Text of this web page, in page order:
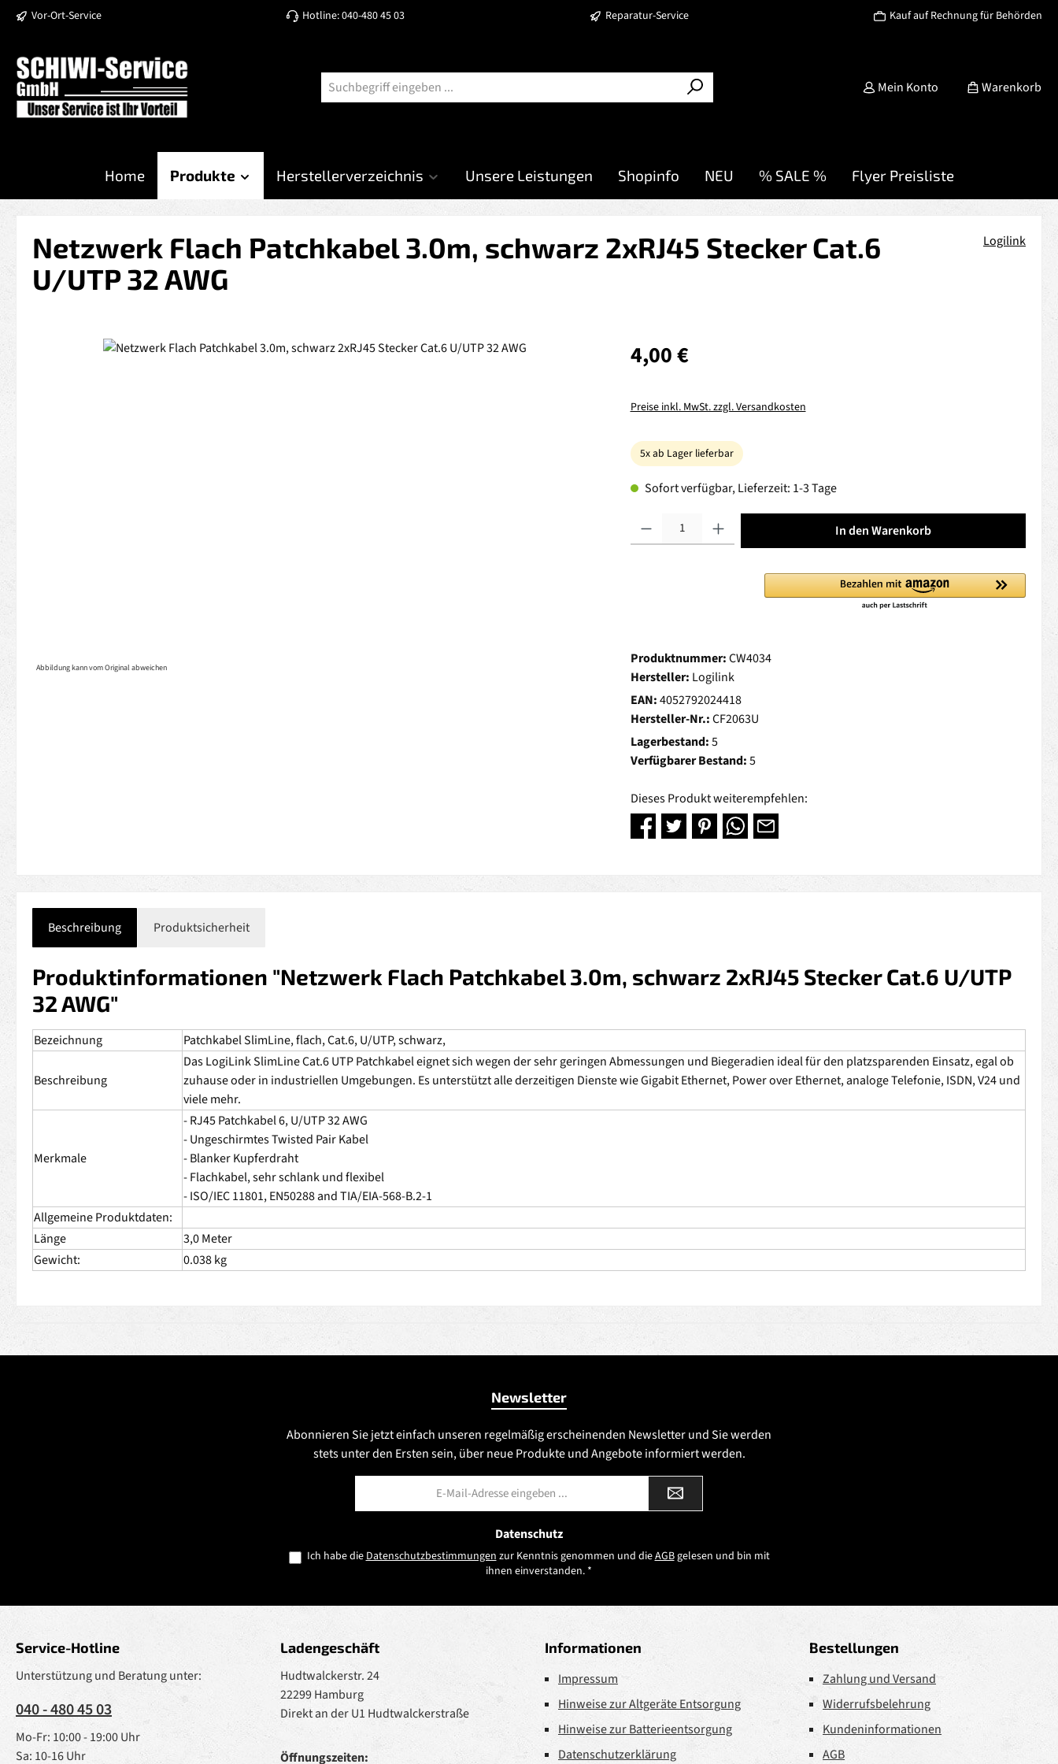
Hauptinhalt springen
Zur Suche springen
Zur Hauptnavigation springen
Vor-Ort-Service Hotline: 040-480 45 03 Reparatur-Service Kauf auf Rechnung für Behörden
Mein Konto Warenkorb
Home Produkte Herstellerverzeichnis Unsere Leistungen Shopinfo NEU % SALE % Flyer Preisliste
Netzwerk Flach Patchkabel 3.0m, schwarz 2xRJ45 Stecker Cat.6
U/UTP 32 AWG
Logilink
Bildergalerie überspringen
Abbildung kann vom Original abweichen
Regulärer Preis:
4,00 €
Preise inkl. MwSt. zzgl. Versandkosten
5x ab Lager lieferbar
Sofort verfügbar, Lieferzeit: 1-3 Tage
Produkt Anzahl: Gib den gewünschten Wert ein oder benutze die Schaltflächen um die
In den Warenkorb
Produktnummer:CW4034
Hersteller: Logilink
EAN:4052792024418
Hersteller-Nr.:CF2063U
Lagerbestand:5
Verfügbarer Bestand:5
Dieses Produkt weiterempfehlen:
Beschreibung Produktsicherheit
Produktinformationen "Netzwerk Flach Patchkabel 3.0m, schwarz 2xRJ45 Stecker Cat.6 U/UTP
32 AWG"
Bezeichnung Patchkabel SlimLine, flach, Cat.6, U/UTP, schwarz,
Beschreibung
Das LogiLink SlimLine Cat.6 UTP Patchkabel eignet sich wegen der sehr geringen Abmessungen und Biegeradien ideal für den platzsparenden Einsatz, egal ob
zuhause oder in industriellen Umgebungen. Es unterstützt alle derzeitigen Dienste wie Gigabit Ethernet, Power over Ethernet, analoge Telefonie, ISDN, V24 und
viele mehr.
Merkmale
- RJ45 Patchkabel 6, U/UTP 32 AWG
- Ungeschirmtes Twisted Pair Kabel
- Blanker Kupferdraht
- Flachkabel, sehr schlank und flexibel
- ISO/IEC 11801, EN50288 and TIA/EIA-568-B.2-1
Allgemeine Produktdaten:
Länge
3,0 Meter
Gewicht:
0.038 kg
Newsletter
Abonnieren Sie jetzt einfach unseren regelmäßig erscheinenden Newsletter und Sie werden
stets unter den Ersten sein, über neue Produkte und Angebote informiert werden.
Datenschutz
Ich habe dieDatenschutzbestimmungenzur Kenntnis genommen und dieAGBgelesen und bin mit
ihnen einverstanden. *
Service-Hotline
Unterstützung und Beratung unter:
040 - 480 45 03
Mo-Fr: 10:00 - 19:00 Uhr
Sa: 10-16 Uhr
Ladengeschäft
Hudtwalckerstr. 24
22299 Hamburg
Direkt an der U1 Hudtwalckerstraße
Öffnungszeiten:
Informationen
Impressum
Hinweise zur Altgeräte Entsorgung
Hinweise zur Batterieentsorgung
Datenschutzerklärung
Bestellungen
Zahlung und Versand
Widerrufsbelehrung
Kundeninformationen
AGB